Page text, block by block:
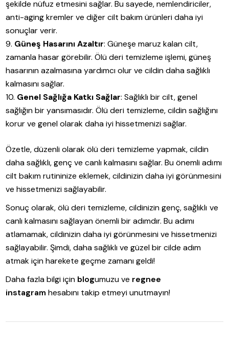
şekilde nüfuz etmesini sağlar. Bu sayede, nemlendiriciler,
anti-aging kremler ve diğer cilt bakım ürünleri daha iyi
sonuçlar verir.
Güneş Hasarını Azaltır: Güneşe maruz kalan cilt,
zamanla hasar görebilir. Ölü deri temizleme işlemi, güneş
hasarının azalmasına yardımcı olur ve cildin daha sağlıklı
kalmasını sağlar.
Genel Sağlığa Katkı Sağlar: Sağlıklı bir cilt, genel
sağlığın bir yansımasıdır. Ölü deri temizleme, cildin sağlığını
korur ve genel olarak daha iyi hissetmenizi sağlar.
Özetle, düzenli olarak ölü deri temizleme yapmak, cildin
daha sağlıklı, genç ve canlı kalmasını sağlar. Bu önemli adımı
cilt bakım rutininize eklemek, cildinizin daha iyi görünmesini
ve hissetmenizi sağlayabilir.
Sonuç olarak, ölü deri temizleme, cildinizin genç, sağlıklı ve
canlı kalmasını sağlayan önemli bir adımdır. Bu adımı
atlamamak, cildinizin daha iyi görünmesini ve hissetmenizi
sağlayabilir. Şimdi, daha sağlıklı ve güzel bir cilde adım
atmak için harekete geçme zamanı geldi!
Daha fazla bilgi için blogumuzu ve regnee
instagram hesabını takip etmeyi unutmayın!